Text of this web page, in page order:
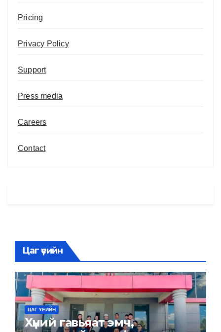
Pricing
Privacy Policy
Support
Press media
Careers
Contact
Цаг үеийн
ЦАГ ҮЕИЙН
Хүний гавьяат эмч,